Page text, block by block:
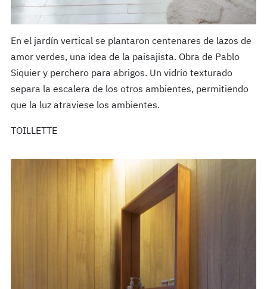
En el jardín vertical se plantaron centenares de lazos de
amor verdes, una idea de la paisajista. Obra de Pablo
Siquier y perchero para abrigos. Un vidrio texturado
separa la escalera de los otros ambientes, permitiendo
que la luz atraviese los ambientes.
TOILLETTE